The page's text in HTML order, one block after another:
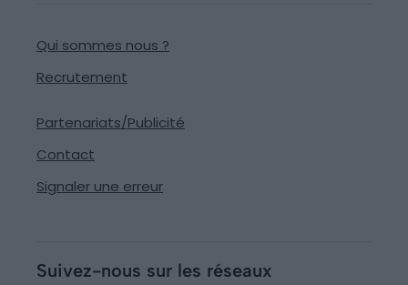
Qui sommes nous ?
Recrutement
Partenariats/Publicité
Contact
Signaler une erreur
Suivez-nous sur les réseaux